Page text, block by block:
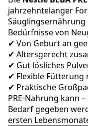
jahrzehntelanger
Bedürfnisse von
✔ Von Geburt an
✔ Altersgerecht
✔ Gut lösliches
✔ Flexible Fütterung
✔ Praktische
PRE-Nahrung kann
Bedarf gegeben
ersten